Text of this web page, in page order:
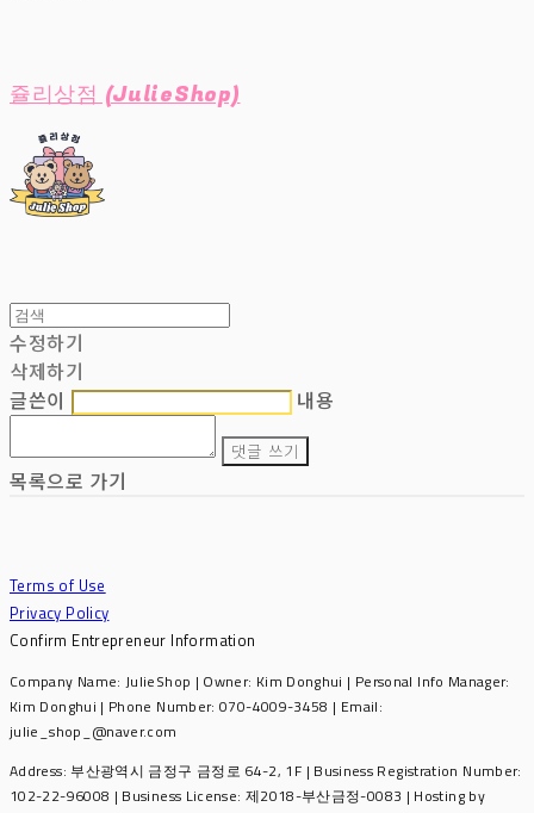
쥴리상점 (JulieShop)
수정하기
삭제하기
글쓴이
내용
댓글 쓰기
목록으로 가기
Terms of Use
Privacy Policy
Confirm Entrepreneur Information
Company Name: JulieShop | Owner: Kim Donghui | Personal Info Manager:
Kim Donghui | Phone Number: 070-4009-3458 | Email:
julie_shop_@naver.com
Address: 부산광역시 금정구 금정로 64-2, 1F | Business Registration Number:
102-22-96008 | Business License: 제2018-부산금정-0083 | Hosting by